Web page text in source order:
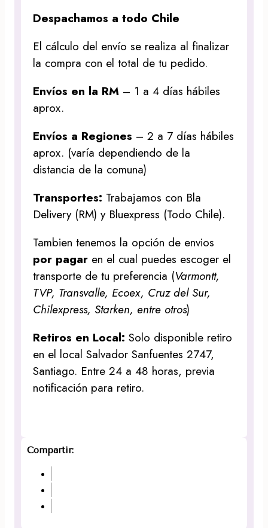
Despachamos a todo Chile
El cálculo del envío se realiza al finalizar
la compra con el total de tu pedido.
Envíos en la RM – 1 a 4 días hábiles
aprox.
Envíos a Regiones – 2 a 7 días hábiles
aprox. (varía dependiendo de la
distancia de la comuna)
Transportes: Trabajamos con Bla
Delivery (RM) y Bluexpress (Todo Chile).
Tambien tenemos la opción de envios
por pagar en el cual puedes escoger el
transporte de tu preferencia (Varmontt,
TVP, Transvalle, Ecoex, Cruz del Sur,
Chilexpress, Starken, entre otros)
Retiros en Local:Solo disponible retiro
en el local Salvador Sanfuentes 2747,
Santiago. Entre 24 a 48 horas, previa
notificación para retiro.
Compartir: